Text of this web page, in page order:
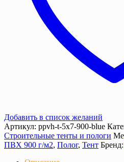
Добавить в список желаний
Артикул: ppvh-t-5х7-900-blue
Строительные тенты и пологи
ПВХ 900 г/м2, Полог, Тент Бренд: